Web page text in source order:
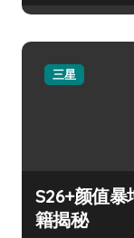
三星
S26+颜值
籍揭秘